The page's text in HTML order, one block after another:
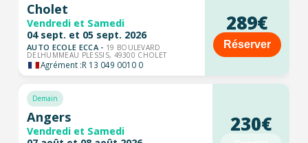
Cholet
Vendredi et Samedi
04 sept. et 05 sept. 2026
AUTO ECOLE ECCA - 19 BOULEVARD
DELHUMMEAU PLESSIS, 49300 CHOLET
Agrément :R 13 049 0010 0
289€
Réserver
Demain
Angers
Vendredi et Samedi
230€